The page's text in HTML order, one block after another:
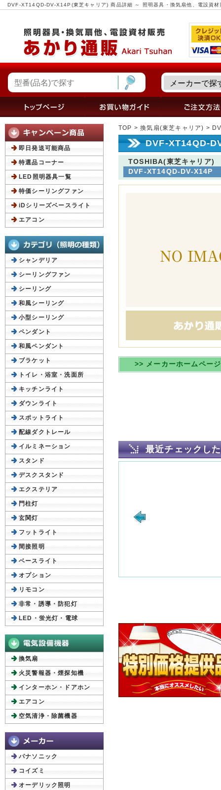
DVF-XT14QD-DV-X14P(東芝キャリア) 商品詳細 ～ 照明器具・換気扇他、電設資材
TOP >換気扇(東芝キャリア) >
DVF-XT14QD-
TOSHIBA(東芝キャリア)
DVF-XT14QD-DV-X14P
>> メーカーホームペー
最近チェックし
即日発送可能商品
特選品コーナー
LED照明器具一覧
特価シーリングファン
iDシリーズベースライト
エアコン
シャンデリア
シーリングファン
シーリング
和風シーリング
小型シーリング
ペンダント
和風ペンダント
ブラケット
トイレ・浴室・洗面所
キッチンライト
ダウンライト
スポットライト
配線ダクトレール
イルミネーション
スタンド
デスクスタンド
エクステリア
門柱灯
玄関灯
フットライト
間接照明
ベースライト
オプション
リモコン
非常・誘導・防犯灯
LED・蛍光灯・電球
換気扇
火災警報器・煙探知機
インターホン・ドアホン
エアコン
空気清浄・除菌機器
パナソニック
コイズミ
オーデリック照明